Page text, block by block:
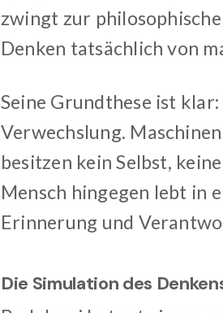
zwingt zur
Denken tatsächlich von
Seine Grundthese ist
Verwechslung.
besitzen kein Selbst,
Mensch hingegen lebt in
Erinnerung und
Die Simulation des